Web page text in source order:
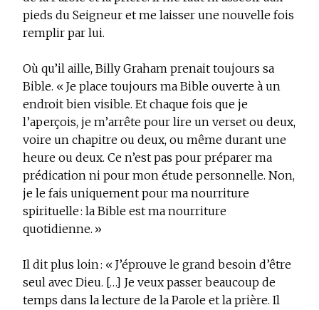
pieds du Seigneur et me laisser une nouvelle fois
remplir par lui.
Où qu’il aille, Billy Graham prenait toujours sa
Bible. « Je place toujours ma Bible ouverte à un
endroit bien visible. Et chaque fois que je
l’aperçois, je m’arrête pour lire un verset ou deux,
voire un chapitre ou deux, ou même durant une
heure ou deux. Ce n’est pas pour préparer ma
prédication ni pour mon étude personnelle. Non,
je le fais uniquement pour ma nourriture
spirituelle : la Bible est ma nourriture
quotidienne. »
Il dit plus loin : « J’éprouve le grand besoin d’être
seul avec Dieu. […] Je veux passer beaucoup de
temps dans la lecture de la Parole et la prière. Il